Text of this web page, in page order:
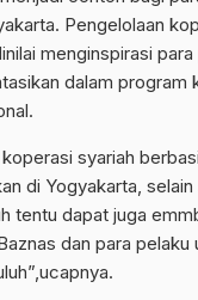
Pengelolaan
menginspirasi
dalam program
syariah
di Yogyakarta,
tentu dapat juga
dan para pelaku